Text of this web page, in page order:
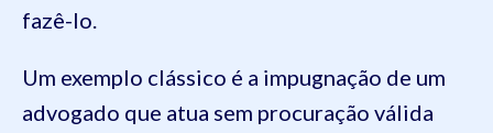
fazê-lo.
Um exemplo clássico é a impugnação de um
advogado que atua sem procuração válida